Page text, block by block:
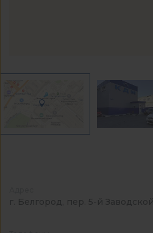
г. Белгород, пер. 5-й